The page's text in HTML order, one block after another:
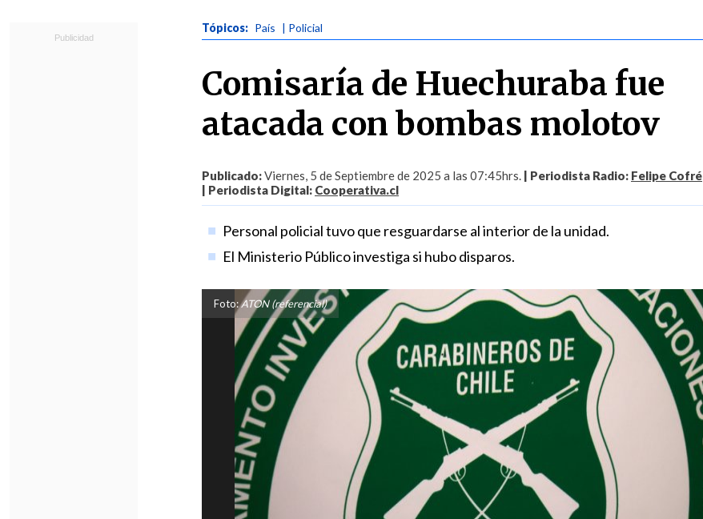
Tópicos: País | Policial
Comisaría de Huechuraba fue
atacada con bombas molotov
Publicado:Viernes, 5 de Septiembre de 2025 a las 07:45hrs. | Periodista Radio: Felipe Cofré
| Periodista Digital: Cooperativa.cl
Personal policial tuvo que resguardarse al interior de la unidad.
El Ministerio Público investiga si hubo disparos.
Foto:ATON (referencial)